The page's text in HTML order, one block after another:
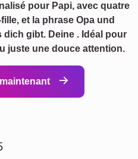
pour Papi, avec quatre
et la phrase Opa und
dich gibt. Deine . Idéal pour
juste une douce attention.